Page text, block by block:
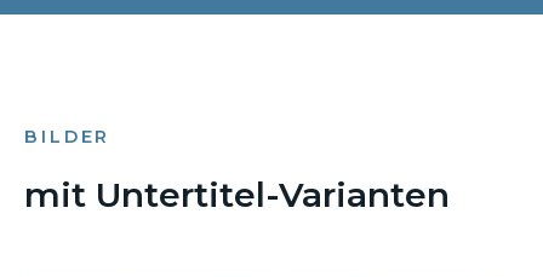
BILDER
mit Untertitel-Varianten